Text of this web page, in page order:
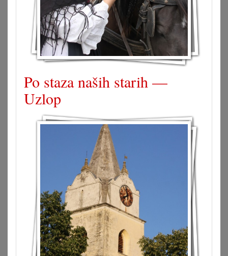
Po staza naših starih —
Uzlop